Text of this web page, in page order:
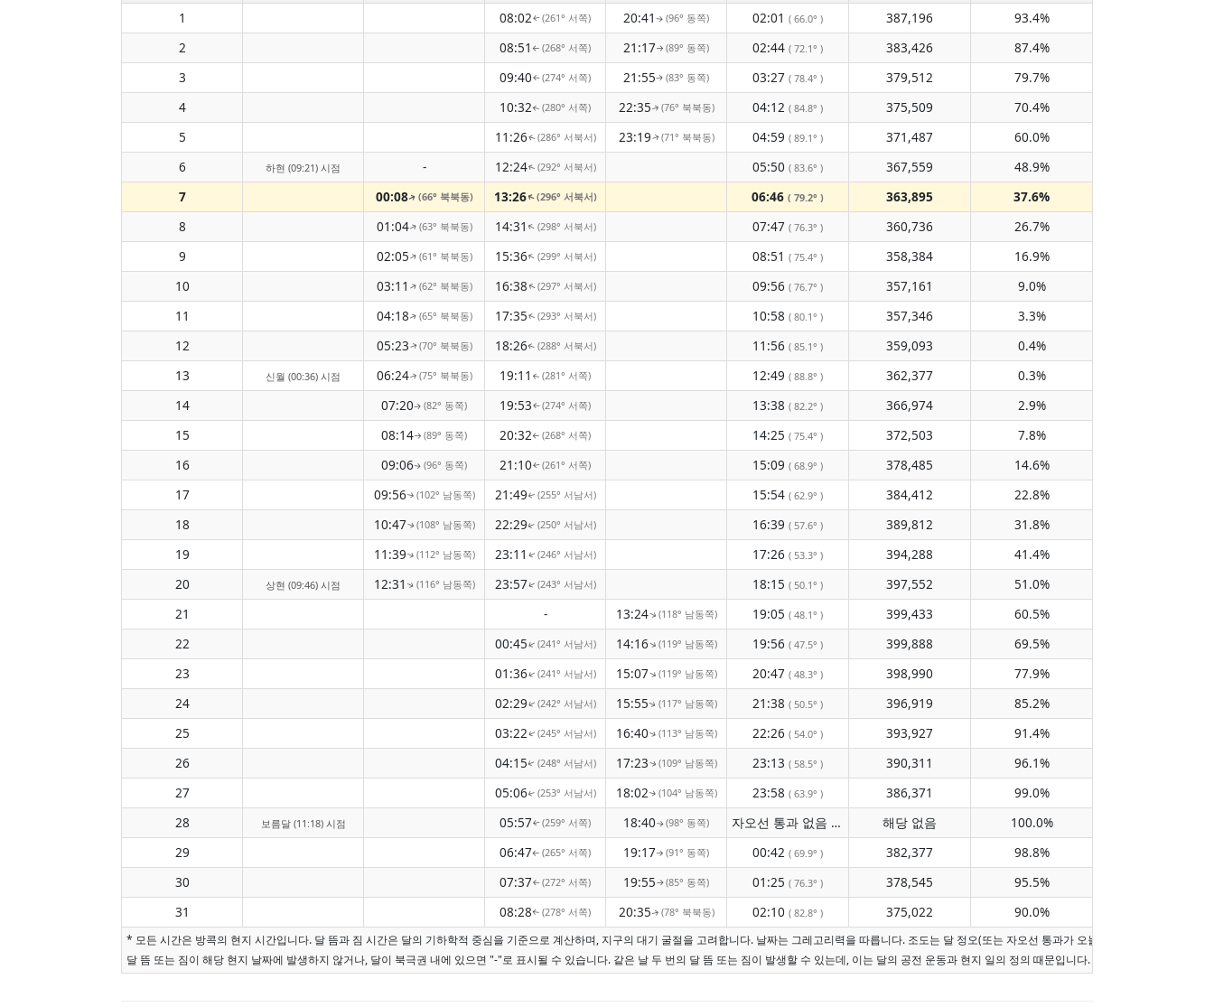
1
08:02↑(261° 서쪽) 20:41 ↑(96° 동쪽) 02:01 ( 66.0° ) 387,196
93.4%
2
08:51 ↑(268° 서쪽) 21:17↑(89° 동쪽) 02:44 ( 72.1° ) 383,426
87.4%
3
09:40↑(274° 서쪽) 21:55↑(83° 동쪽) 03:27 ( 78.4° ) 379,512
79.7%
4
10:32↑(280° 서쪽) 22:35↑(76° 북북동) 04:12 ( 84.8° ) 375,509
70.4%
5
11:26↑(286° 서북서) 23:19↑(71° 북북동) 04:59 ( 89.1° ) 371,487
60.0%
6
하현 (09:21) 시점 - 12:24↑(292° 서북서) 05:50 ( 83.6° ) 367,559
48.9%
7
00:08↑(66° 북북동) 13:26↑(296° 서북서) 06:46 ( 79.2° ) 363,895
37.6%
8
01:04↑(63° 북북동) 14:31 ↑(298° 서북서) 07:47 ( 76.3° ) 360,736
26.7%
9
02:05↑(61° 북북동) 15:36↑(299° 서북서) 08:51 ( 75.4° ) 358,384
16.9%
10
03:11 ↑(62° 북북동) 16:38↑(297° 서북서) 09:56 ( 76.7° ) 357,161
9.0%
11
04:18↑(65° 북북동) 17:35↑(293° 서북서) 10:58 ( 80.1° ) 357,346
3.3%
12
05:23↑(70° 북북동) 18:26↑(288° 서북서) 11:56 ( 85.1° ) 359,093
0.4%
13
신월 (00:36) 시점 06:24↑(75° 북북동) 19:11 ↑(281° 서쪽) 12:49 ( 88.8° ) 362,377
0.3%
14
07:20↑(82° 동쪽) 19:53↑(274° 서쪽) 13:38 ( 82.2° ) 366,974
2.9%
15
08:14↑(89° 동쪽) 20:32↑(268° 서쪽) 14:25 ( 75.4° ) 372,503
7.8%
16
09:06↑(96° 동쪽) 21:10↑(261° 서쪽) 15:09 ( 68.9° ) 378,485
14.6%
17
09:56↑(102° 남동쪽) 21:49↑(255° 서남서) 15:54 ( 62.9° ) 384,412
22.8%
18
10:47↑(108° 남동쪽) 22:29↑(250° 서남서) 16:39 ( 57.6° ) 389,812
31.8%
19
11:39↑(112° 남동쪽) 23:11 ↑(246° 서남서) 17:26 ( 53.3° ) 394,288
41.4%
20
상현 (09:46) 시점 12:31 ↑(116° 남동쪽) 23:57↑(243° 서남서) 18:15 ( 50.1° ) 397,552
51.0%
21
- 13:24↑(118° 남동쪽) 19:05 ( 48.1° ) 399,433
60.5%
22
00:45↑(241° 서남서) 14:16↑(119° 남동쪽) 19:56 ( 47.5° ) 399,888
69.5%
23
01:36↑(241° 서남서) 15:07↑(119° 남동쪽) 20:47 ( 48.3° ) 398,990
77.9%
24
02:29↑(242° 서남서) 15:55↑(117° 남동쪽) 21:38 ( 50.5° ) 396,919
85.2%
25
03:22↑(245° 서남서) 16:40↑(113° 남동쪽) 22:26 ( 54.0° ) 393,927
91.4%
26
04:15↑(248° 서남서) 17:23↑(109° 남동쪽) 23:13 ( 58.5° ) 390,311
96.1%
27
05:06↑(253° 서남서) 18:02↑(104° 남동쪽) 23:58 ( 63.9° ) 386,371
99.0%
28
보름달 (11:18) 시점 05:57↑(259° 서쪽) 18:40↑(98° 동쪽) 자오선 통과 없음
( 해당 없음 )해당 없음
100.0%
29
06:47↑(265° 서쪽) 19:17↑(91° 동쪽) 00:42 ( 69.9° ) 382,377
98.8%
30
07:37↑(272° 서쪽) 19:55↑(85° 동쪽) 01:25 ( 76.3° ) 378,545
95.5%
31
08:28↑(278° 서쪽) 20:35↑(78° 북북동) 02:10 ( 82.8° ) 375,022 90.0%
* 모든 시간은 방콕의 현지 시간입니다. 달 뜸과 짐 시간은 달의 기하학적 중심을 기준으로 계산하며, 지구의 대기 굴절을 고려합니다. 날짜는 그레고리력을 따릅니다. 조도는 달 정오(또는 자오선 통과가 오늘이 아니면 현지 정오)에
달 뜸 또는 짐이 해당 현지 날짜에 발생하지 않거나, 달이 북극권 내에 있으면 "-"로 표시될 수 있습니다. 같은 날 두 번의 달 뜸 또는 짐이 발생할 수 있는데, 이는 달의 공전 운동과 현지 일의 정의 때문입니다.